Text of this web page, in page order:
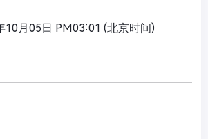
10月05日 PM03:01 (北京时间)